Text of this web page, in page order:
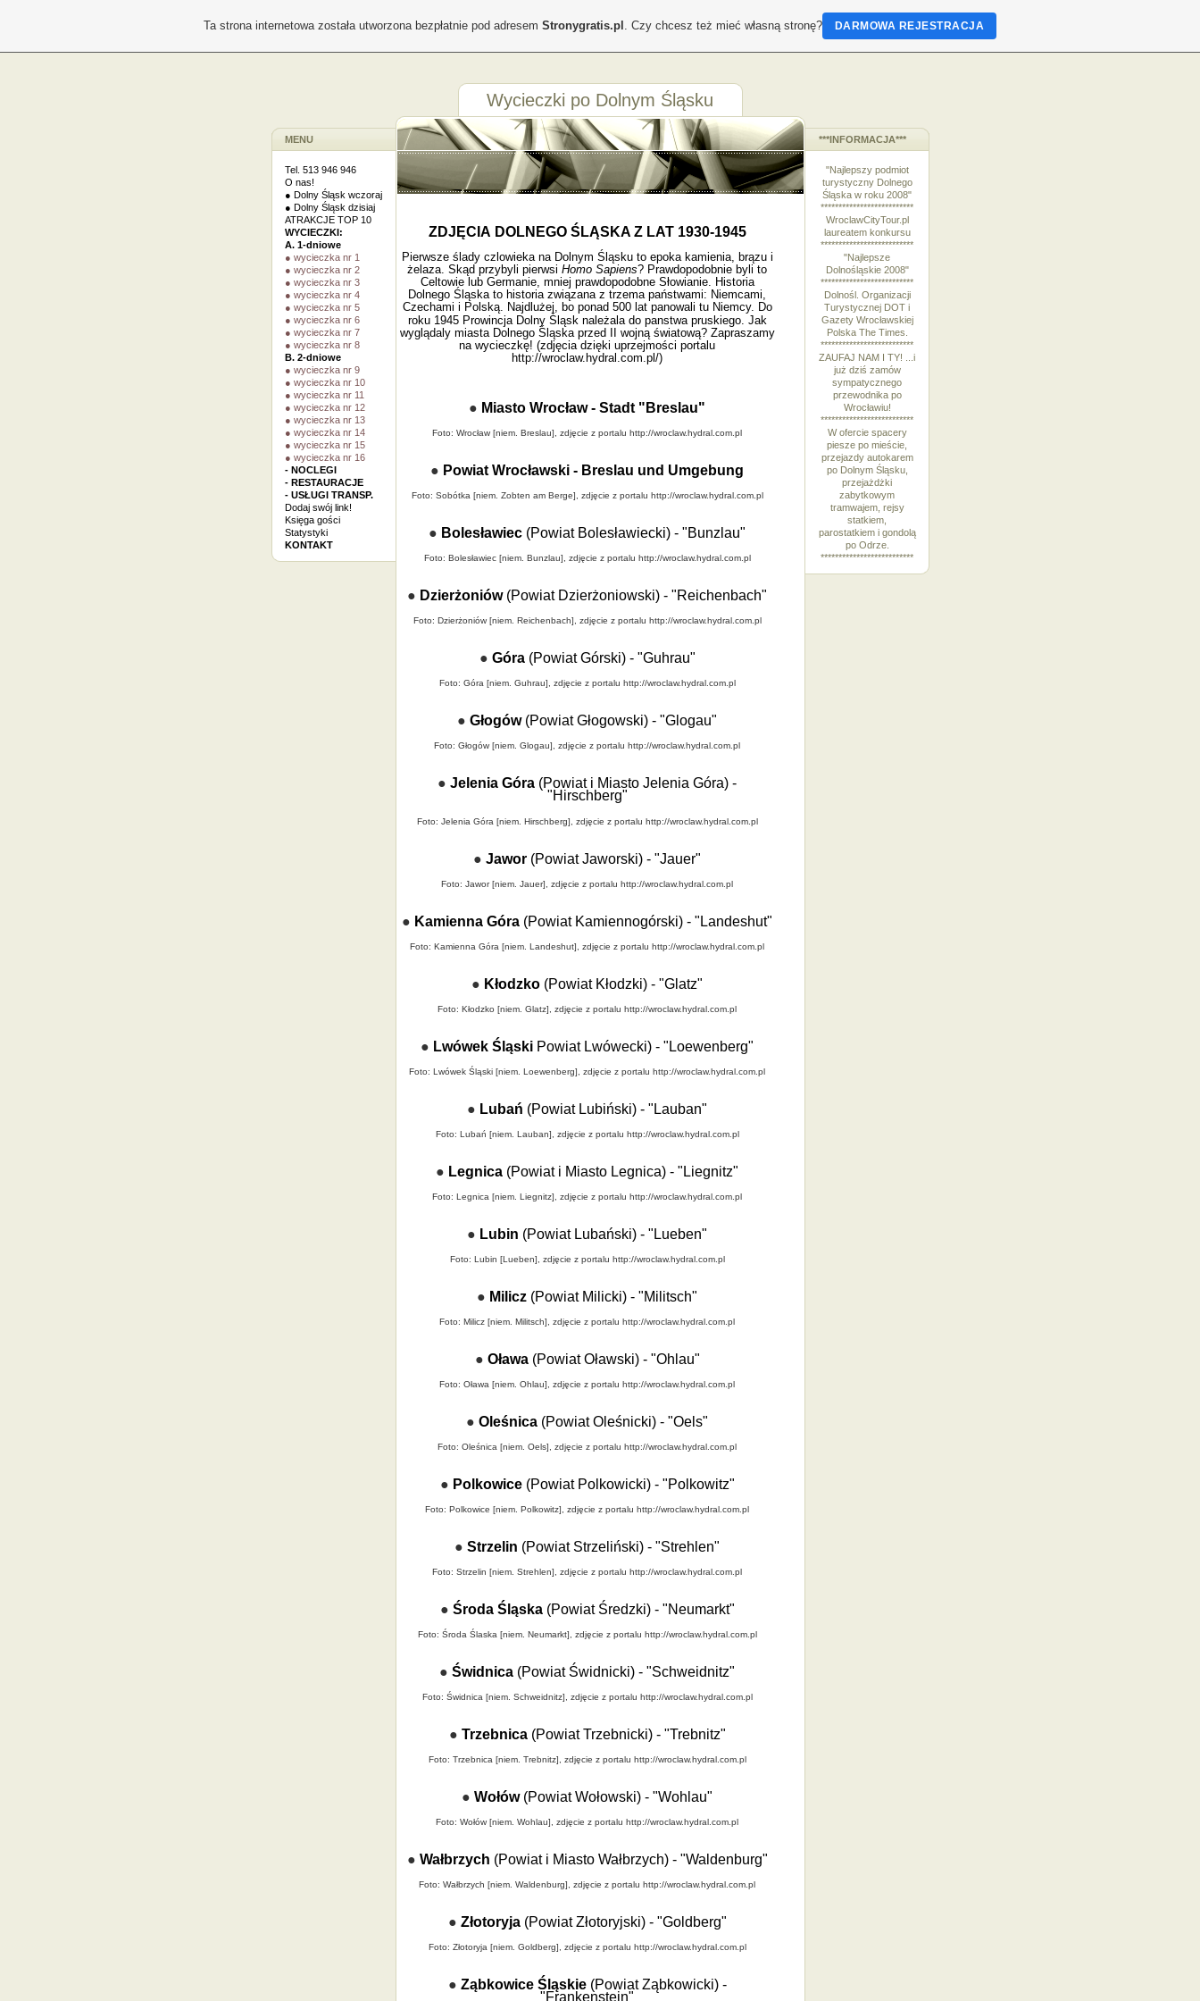
MENU
Tel. 513 946 946
O nas!
● Dolny Śląsk wczoraj
● Dolny Śląsk dzisiaj
ATRAKCJE TOP 10
WYCIECZKI:
A. 1-dniowe
● wycieczka nr 1
● wycieczka nr 2
● wycieczka nr 3
● wycieczka nr 4
● wycieczka nr 5
● wycieczka nr 6
● wycieczka nr 7
● wycieczka nr 8
B. 2-dniowe
● wycieczka nr 9
● wycieczka nr 10
● wycieczka nr 11
● wycieczka nr 12
● wycieczka nr 13
● wycieczka nr 14
● wycieczka nr 15
● wycieczka nr 16
- NOCLEGI
- RESTAURACJE
- USŁUGI TRANSP.
Dodaj swój link!
Księga gości
Statystyki
KONTAKT
Wycieczki po Dolnym Śląsku
ZDJĘCIA DOLNEGO ŚLĄSKA Z LAT 1930-1945
Pierwsze ślady czlowieka na Dolnym Śląsku to epoka kamienia, brązu i
żelaza. Skąd przybyli pierwsi Homo Sapiens? Prawdopodobnie byli to
Celtowie lub Germanie, mniej prawdopodobne Słowianie. Historia
Dolnego Śląska to historia związana z trzema państwami: Niemcami,
Czechami i Polską. Najdlużej, bo ponad 500 lat panowali tu Niemcy. Do
roku 1945 Prowincja Dolny Śląsk należala do panstwa pruskiego. Jak
wyglądaly miasta Dolnego Śląska przed II wojną światową? Zapraszamy
na wycieczkę! (zdjęcia dzięki uprzejmości portalu
http://wroclaw.hydral.com.pl/)
● Miasto Wrocław - Stadt "Breslau"
Foto: Wrocław [niem. Breslau], zdjęcie z portalu http://wroclaw.hydral.com.pl
● Powiat Wrocławski - Breslau und Umgebung
Foto: Sobótka [niem. Zobten am Berge], zdjęcie z portalu http://wroclaw.hydral.com.pl
● Bolesławiec (Powiat Bolesławiecki) - "Bunzlau"
Foto: Bolesławiec [niem. Bunzlau], zdjęcie z portalu http://wroclaw.hydral.com.pl
● Dzierżoniów (Powiat Dzierżoniowski) - "Reichenbach"
Foto: Dzierżoniów [niem. Reichenbach], zdjęcie z portalu http://wroclaw.hydral.com.pl
● Góra (Powiat Górski) - "Guhrau"
Foto: Góra [niem. Guhrau], zdjęcie z portalu http://wroclaw.hydral.com.pl
● Głogów (Powiat Głogowski) - "Glogau"
Foto: Głogów [niem. Glogau], zdjęcie z portalu http://wroclaw.hydral.com.pl
● Jelenia Góra (Powiat i Miasto Jelenia Góra) -
"Hirschberg"
Foto: Jelenia Góra [niem. Hirschberg], zdjęcie z portalu http://wroclaw.hydral.com.pl
● Jawor (Powiat Jaworski) - "Jauer"
Foto: Jawor [niem. Jauer], zdjęcie z portalu http://wroclaw.hydral.com.pl
● Kamienna Góra (Powiat Kamiennogórski) - "Landeshut"
Foto: Kamienna Góra [niem. Landeshut], zdjęcie z portalu http://wroclaw.hydral.com.pl
● Kłodzko (Powiat Kłodzki) - "Glatz"
Foto: Kłodzko [niem. Glatz], zdjęcie z portalu http://wroclaw.hydral.com.pl
● Lwówek Śląski Powiat Lwówecki) - "Loewenberg"
Foto: Lwówek Śląski [niem. Loewenberg], zdjęcie z portalu http://wroclaw.hydral.com.pl
● Lubań (Powiat Lubiński) - "Lauban"
Foto: Lubań [niem. Lauban], zdjęcie z portalu http://wroclaw.hydral.com.pl
● Legnica (Powiat i Miasto Legnica) - "Liegnitz"
Foto: Legnica [niem. Liegnitz], zdjęcie z portalu http://wroclaw.hydral.com.pl
● Lubin (Powiat Lubański) - "Lueben"
Foto: Lubin [Lueben], zdjęcie z portalu http://wroclaw.hydral.com.pl
● Milicz (Powiat Milicki) - "Militsch"
Foto: Milicz [niem. Militsch], zdjęcie z portalu http://wroclaw.hydral.com.pl
● Oława (Powiat Oławski) - "Ohlau"
Foto: Oława [niem. Ohlau], zdjęcie z portalu http://wroclaw.hydral.com.pl
● Oleśnica (Powiat Oleśnicki) - "Oels"
Foto: Oleśnica [niem. Oels], zdjęcie z portalu http://wroclaw.hydral.com.pl
● Polkowice (Powiat Polkowicki) - "Polkowitz"
Foto: Polkowice [niem. Polkowitz], zdjęcie z portalu http://wroclaw.hydral.com.pl
● Strzelin (Powiat Strzeliński) - "Strehlen"
Foto: Strzelin [niem. Strehlen], zdjęcie z portalu http://wroclaw.hydral.com.pl
● Środa Śląska (Powiat Średzki) - "Neumarkt"
Foto: Środa Ślaska [niem. Neumarkt], zdjęcie z portalu http://wroclaw.hydral.com.pl
● Świdnica (Powiat Świdnicki) - "Schweidnitz"
Foto: Świdnica [niem. Schweidnitz], zdjęcie z portalu http://wroclaw.hydral.com.pl
● Trzebnica (Powiat Trzebnicki) - "Trebnitz"
Foto: Trzebnica [niem. Trebnitz], zdjęcie z portalu http://wroclaw.hydral.com.pl
● Wołów (Powiat Wołowski) - "Wohlau"
Foto: Wołów [niem. Wohlau], zdjęcie z portalu http://wroclaw.hydral.com.pl
● Wałbrzych (Powiat i Miasto Wałbrzych) - "Waldenburg"
Foto: Wałbrzych [niem. Waldenburg], zdjęcie z portalu http://wroclaw.hydral.com.pl
● Złotoryja (Powiat Złotoryjski) - "Goldberg"
Foto: Złotoryja [niem. Goldberg], zdjęcie z portalu http://wroclaw.hydral.com.pl
● Ząbkowice Śląskie (Powiat Ząbkowicki) -
"Frankenstein"
***INFORMACJA***
"Najlepszy podmiot
turystyczny Dolnego
Śląska w roku 2008"
**************************
WroclawCityTour.pl
laureatem konkursu
**************************
"Najlepsze
Dolnośląskie 2008"
**************************
Dolnośl. Organizacji
Turystycznej DOT i
Gazety Wrocławskiej
Polska The Times.
**************************
ZAUFAJ NAM I TY! ...i
już dziś zamów
sympatycznego
przewodnika po
Wrocławiu!
**************************
W ofercie spacery
piesze po mieście,
przejazdy autokarem
po Dolnym Śląsku,
przejażdżki
zabytkowym
tramwajem, rejsy
statkiem,
parostatkiem i gondolą
po Odrze.
**************************
Ta strona internetowa została utworzona bezpłatnie pod adresem Stronygratis.pl . Czy chcesz też mieć własną stronę? DARMOWA REJESTRACJA